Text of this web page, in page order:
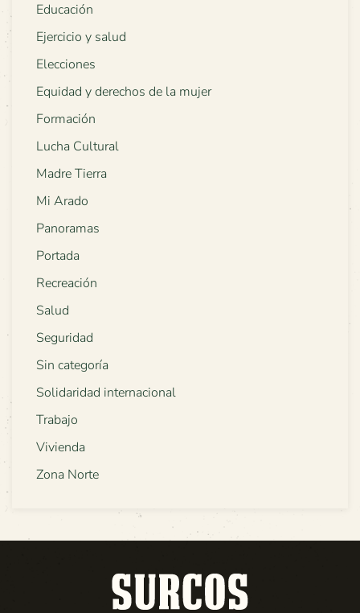
Educación
Ejercicio y salud
Elecciones
Equidad y derechos de la mujer
Formación
Lucha Cultural
Madre Tierra
Mi Arado
Panoramas
Portada
Recreación
Salud
Seguridad
Sin categoría
Solidaridad internacional
Trabajo
Vivienda
Zona Norte